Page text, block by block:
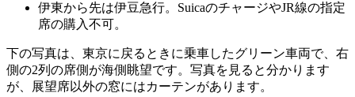
伊東から先は伊豆急行。SuicaのチャージやJR線の指定
席の購入不可。
下の写真は、東京に戻るときに乗車したグリーン車両で、右
側の2列の席側が海側眺望です。写真を見ると分かります
が、展望席以外の窓にはカーテンがあります。